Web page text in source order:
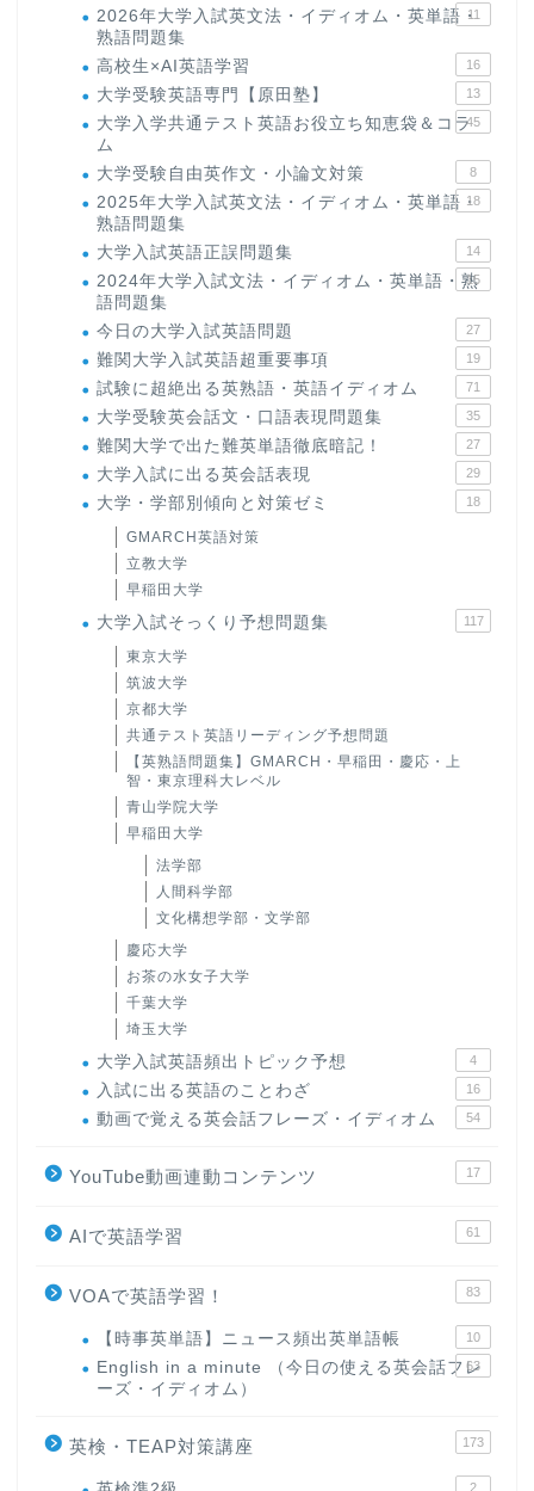
2026年大学入試英文法・イディオム・英単語・
熟語問題集
11
高校生×AI英語学習 16
大学受験英語専門【原田塾】 13
大学入学共通テスト英語お役立ち知恵袋＆コラ
ム
45
大学受験自由英作文・小論文対策 8
2025年大学入試英文法・イディオム・英単語・
熟語問題集
18
大学入試英語正誤問題集 14
2024年大学入試文法・イディオム・英単語・熟
語問題集
15
今日の大学入試英語問題 27
難関大学入試英語超重要事項 19
試験に超絶出る英熟語・英語イディオム 71
大学受験英会話文・口語表現問題集 35
難関大学で出た難英単語徹底暗記！ 27
大学入試に出る英会話表現 29
大学・学部別傾向と対策ゼミ 18
GMARCH英語対策
立教大学
早稲田大学
大学入試そっくり予想問題集 117
東京大学
筑波大学
京都大学
共通テスト英語リーディング予想問題
【英熟語問題集】GMARCH・早稲田・慶応・上
智・東京理科大レベル
青山学院大学
早稲田大学
法学部
人間科学部
文化構想学部・文学部
慶応大学
お茶の水女子大学
千葉大学
埼玉大学
大学入試英語頻出トピック予想 4
入試に出る英語のことわざ 16
動画で覚える英会話フレーズ・イディオム 54
YouTube動画連動コンテンツ 17
AIで英語学習 61
VOAで英語学習！ 83
【時事英単語】ニュース頻出英単語帳 10
English in a minute （今日の使える英会話フレ
ーズ・イディオム）
63
英検・TEAP対策講座 173
2